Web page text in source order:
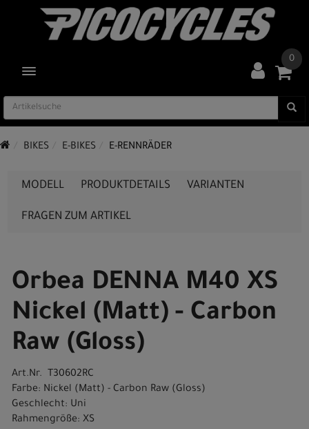
TOGGLE NAVIGATION
0
BIKES E-BIKES E-RENNRÄDER
MODELL PRODUKTDETAILS VARIANTEN
FRAGEN ZUM ARTIKEL
Orbea DENNA M40 XS
Nickel (Matt) - Carbon
Raw (Gloss)
Art.Nr. T30602RC
Farbe: Nickel (Matt) - Carbon Raw (Gloss)
Geschlecht: Uni
Rahmengröße: XS